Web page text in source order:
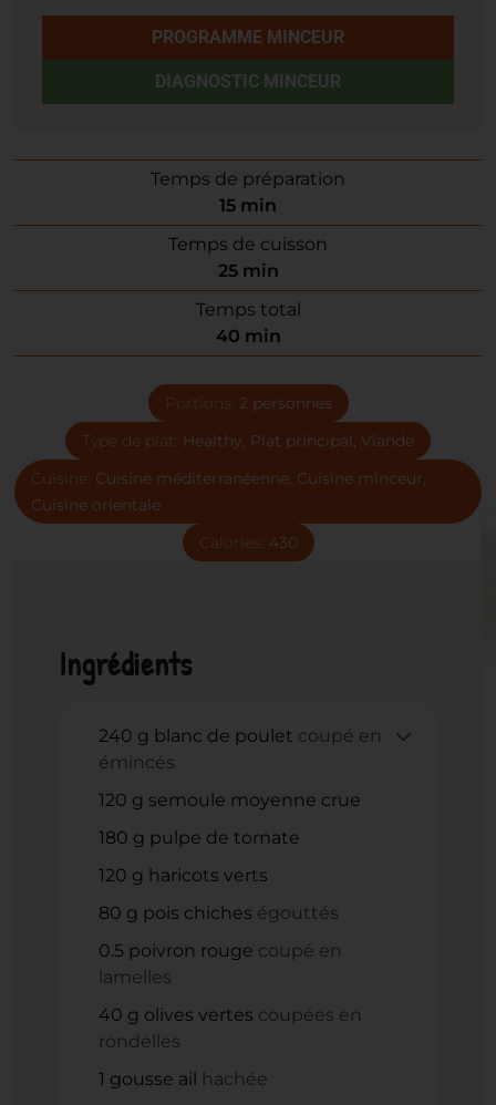
PROGRAMME MINCEUR
DIAGNOSTIC MINCEUR
Temps de préparation
15 min
Temps de cuisson
25 min
Temps total
40 min
Portions: 2 personnes
Type de plat: Healthy, Plat principal, Viande
Cuisine: Cuisine méditerranéenne, Cuisine minceur,
Cuisine orientale
Calories: 430
Ingrédients
240 g blanc de poulet coupé en
émincés
120 g semoule moyenne crue
180 g pulpe de tomate
120 g haricots verts
80 g pois chiches égouttés
0.5 poivron rouge coupé en
lamelles
40 g olives vertes coupées en
rondelles
1 gousse ail hachée